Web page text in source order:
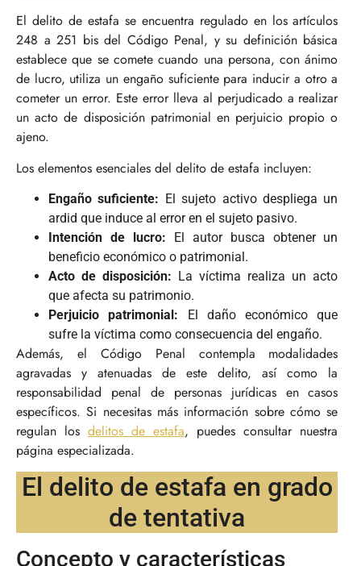
El delito de estafa se encuentra regulado en los artículos
248 a 251 bis del Código Penal, y su definición básica
establece que se comete cuando una persona, con ánimo
de lucro, utiliza un engaño suficiente para inducir a otro a
cometer un error. Este error lleva al perjudicado a realizar
un acto de disposición patrimonial en perjuicio propio o
ajeno.
Los elementos esenciales del delito de estafa incluyen:
Engaño suficiente: El sujeto activo despliega un
ardid que induce al error en el sujeto pasivo.
Intención de lucro: El autor busca obtener un
beneficio económico o patrimonial.
Acto de disposición: La víctima realiza un acto
que afecta su patrimonio.
Perjuicio patrimonial: El daño económico que
sufre la víctima como consecuencia del engaño.
Además, el Código Penal contempla modalidades
agravadas y atenuadas de este delito, así como la
responsabilidad penal de personas jurídicas en casos
específicos. Si necesitas más información sobre cómo se
regulan losdelitos de estafa, puedes consultar nuestra
página especializada.
El delito de estafa en grado
de tentativa
Concepto y características